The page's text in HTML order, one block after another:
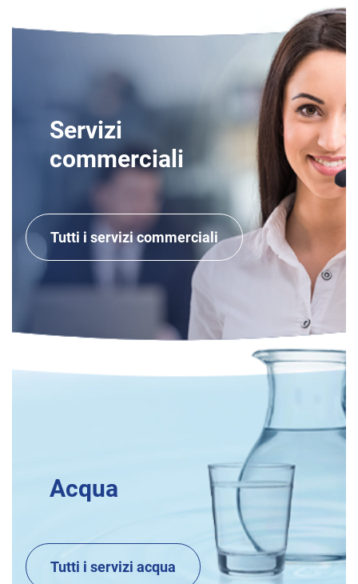
Servizi
commerciali
Tutti i servizi commerciali
Acqua
Tutti i servizi acqua